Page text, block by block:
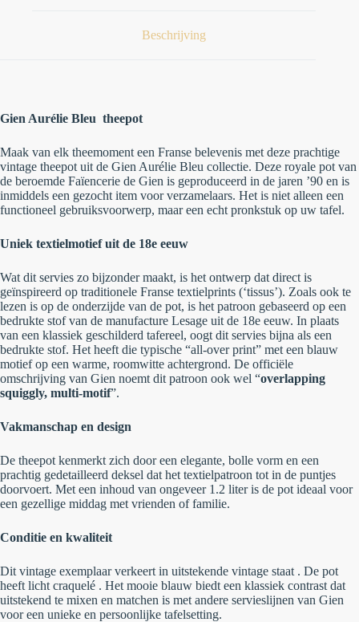
Beschrijving
Gien Aurélie Bleu theepot
Maak van elk theemoment een Franse belevenis met deze prachtige
vintage theepot uit de Gien Aurélie Bleu collectie. Deze royale pot van
de beroemde Faïencerie de Gien is geproduceerd in de jaren ’90 en is
inmiddels een gezocht item voor verzamelaars. Het is niet alleen een
functioneel gebruiksvoorwerp, maar een echt pronkstuk op uw tafel.
Uniek textielmotief uit de 18e eeuw
Wat dit servies zo bijzonder maakt, is het ontwerp dat direct is
geïnspireerd op traditionele Franse textielprints (‘tissus’). Zoals ook te
lezen is op de onderzijde van de pot, is het patroon gebaseerd op een
bedrukte stof van de manufacture Lesage uit de 18e eeuw. In plaats
van een klassiek geschilderd tafereel, oogt dit servies bijna als een
bedrukte stof. Het heeft die typische “all-over print” met een blauw
motief op een warme, roomwitte achtergrond. De officiële
omschrijving van Gien noemt dit patroon ook wel “overlapping
squiggly, multi-motif”.
Vakmanschap en design
De theepot kenmerkt zich door een elegante, bolle vorm en een
prachtig gedetailleerd deksel dat het textielpatroon tot in de puntjes
doorvoert. Met een inhoud van ongeveer 1.2 liter is de pot ideaal voor
een gezellige middag met vrienden of familie.
Conditie en kwaliteit
Dit vintage exemplaar verkeert in uitstekende vintage staat . De pot
heeft licht craquelé . Het mooie blauw biedt een klassiek contrast dat
uitstekend te mixen en matchen is met andere servieslijnen van Gien
voor een unieke en persoonlijke tafelsetting.